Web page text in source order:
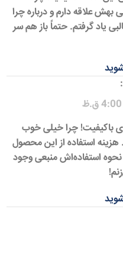
علاقه دارم و درباره چرا
یاد گرفتم. حتماً باز هم سر
باکیفیت! چرا خیلی خوب
استفاده از این محصول
استفاده‌اش منبعی وجود